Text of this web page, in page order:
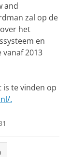
and
zal op de
het
en
2013
te vinden op
.